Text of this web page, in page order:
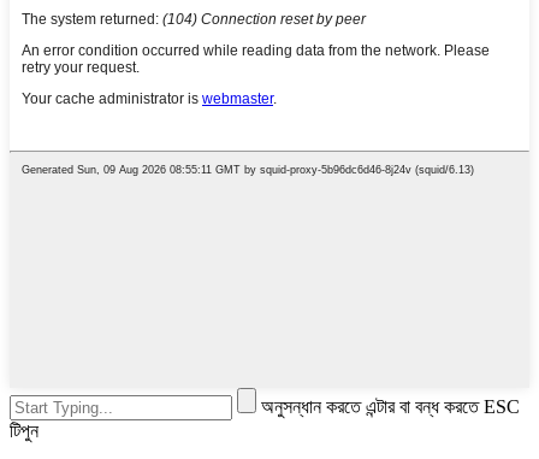
অনুসন্ধান করতে এন্টার বা বন্ধ করতে ESC
টিপুন